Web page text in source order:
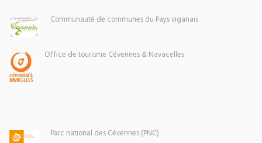
Communauté de communes du Pays viganais
Office de tourisme Cévennes & Navacelles
Parc national des Cévennes (PNC)